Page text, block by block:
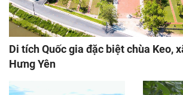
Di tích Quốc gia đặc biệt chùa Keo,
Hưng Yên